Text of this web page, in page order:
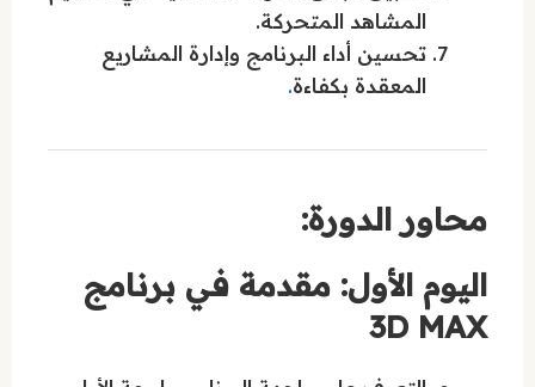
المشاهد المتحركة.
تحسين أداء البرنامج وإدارة المشاريع
المعقدة بكفاءة.
محاور الدورة:
اليوم الأول: مقدمة في برنامج
3D MAX